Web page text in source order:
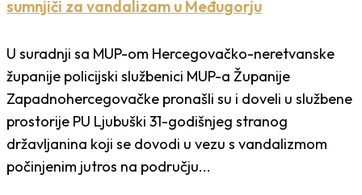
sumnjiči za vandalizam u Međugorju
U suradnji sa MUP-om Hercegovačko-neretvanske
županije policijski službenici MUP-a Županije
Zapadnohercegovačke pronašli su i doveli u službene
prostorije PU Ljubuški 31-godišnjeg stranog
državljanina koji se dovodi u vezu s vandalizmom
počinjenim jutros na području...